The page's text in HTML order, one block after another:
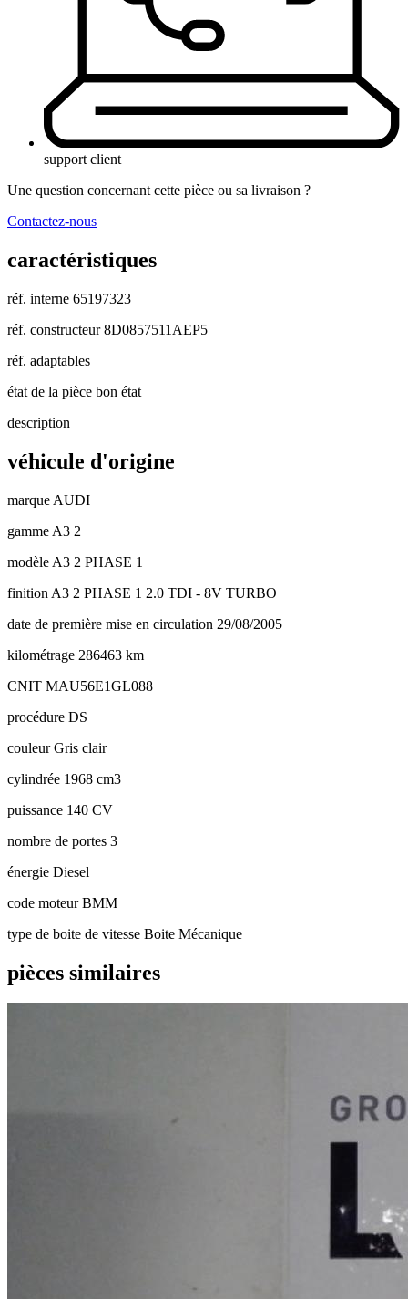
support client
Une question concernant cette pièce ou sa livraison ?
Contactez-nous
caractéristiques
réf. interne 65197323
réf. constructeur 8D0857511AEP5
réf. adaptables
état de la pièce bon état
description
véhicule d'origine
marque AUDI
gamme A3 2
modèle A3 2 PHASE 1
finition A3 2 PHASE 1 2.0 TDI - 8V TURBO
date de première mise en circulation 29/08/2005
kilométrage 286463 km
CNIT MAU56E1GL088
procédure DS
couleurGris clair
cylindrée 1968 cm3
puissance 140 CV
nombre de portes 3
énergie Diesel
code moteurBMM
type de boite de vitesse Boite Mécanique
pièces similaires